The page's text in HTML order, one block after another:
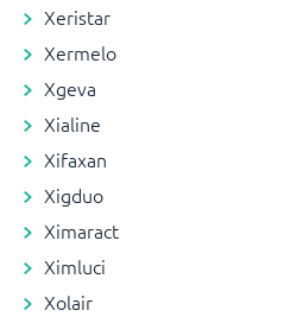
Xeristar
Xermelo
Xgeva
Xialine
Xifaxan
Xigduo
Ximaract
Ximluci
Xolair